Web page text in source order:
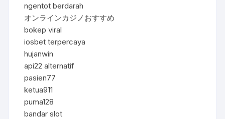
ngentot berdarah
オンラインカジノおすすめ
bokep viral
iosbet terpercaya
hujanwin
api22 alternatif
pasien77
ketua911
puma128
bandar slot